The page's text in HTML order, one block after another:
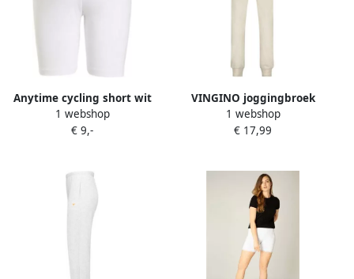
Anytime cycling short wit
Korte broek Meisjes Katoen
Effen 158 164
1 webshop
€ 9,-
VINGINO joggingbroek
Sasto grijswit Jongens
Sweat Effen 128
1 webshop
€ 17,99